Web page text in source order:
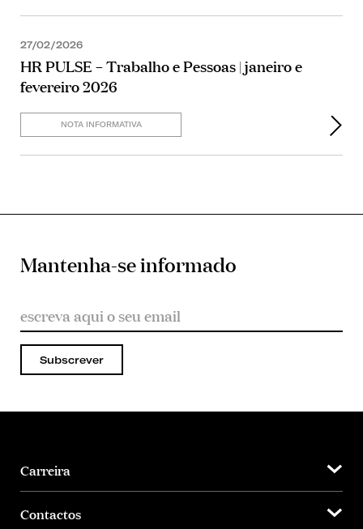
27/02/2026
HR PULSE – Trabalho e Pessoas | janeiro e
fevereiro 2026
NOTA INFORMATIVA
Mantenha-se informado
Subscrever
Carreira
Contactos